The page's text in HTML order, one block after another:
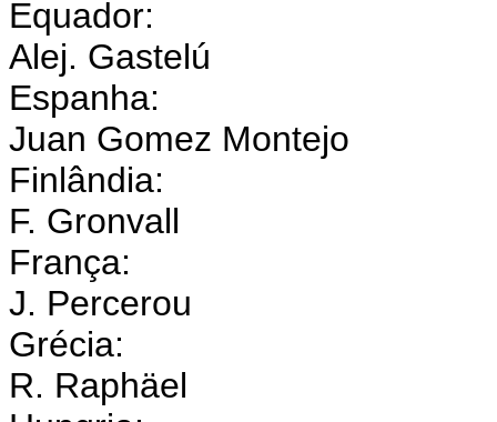
Equador:
Alej. Gastelú
Espanha:
Juan Gomez Montejo
Finlândia:
F. Gronvall
França:
J. Percerou
Grécia:
R. Raphäel